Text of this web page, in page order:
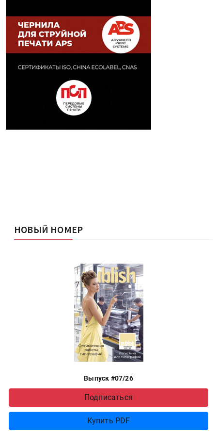
НОВЫЙ НОМЕР
Выпуск #07/26
Подписаться
Купить PDF